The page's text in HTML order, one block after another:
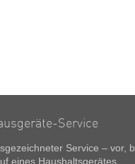
Service
Service – vor,
eines Haushaltsgerätes.